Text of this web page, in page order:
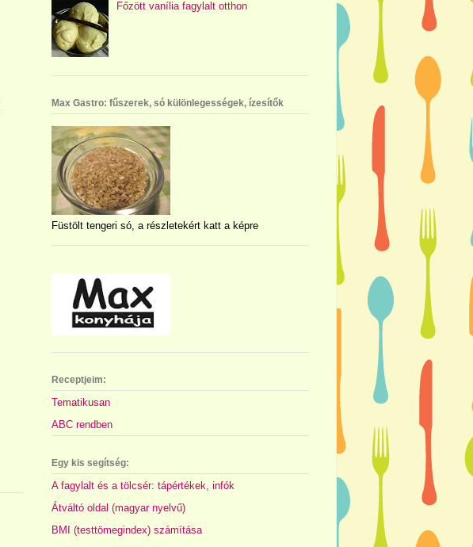
Főzött vanília fagylalt otthon
Max Gastro: fűszerek, só különlegességek, ízesítők
Füstölt tengeri só, a részletekért katt a képre
Receptjeim:
Tematikusan
ABC rendben
Egy kis segítség:
A fagylalt és a tölcsér: tápértékek, infók
Átváltó oldal (magyar nyelvű)
BMI (testtömegindex) számítása